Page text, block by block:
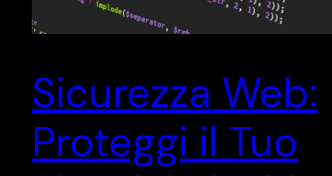
Sicurezza Web:
Proteggi il Tuo